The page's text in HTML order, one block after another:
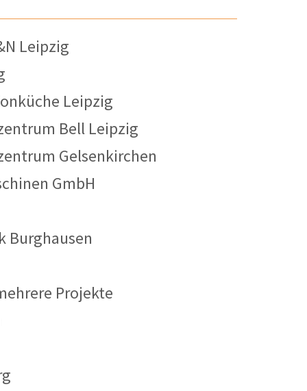
Leipzig
Leipzig
Bell Leipzig
Gelsenkirchen
GmbH
Burghausen
Projekte